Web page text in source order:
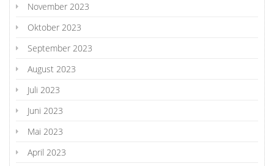
November 2023
Oktober 2023
September 2023
August 2023
Juli 2023
Juni 2023
Mai 2023
April 2023